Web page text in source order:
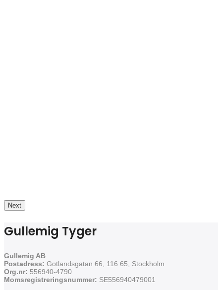
Next
Gullemig Tyger
Gullemig AB
Postadress: Gotlandsgatan 66, 116 65, Stockholm
Org.nr: 556940-4790
Momsregistreringsnummer: SE556940479001